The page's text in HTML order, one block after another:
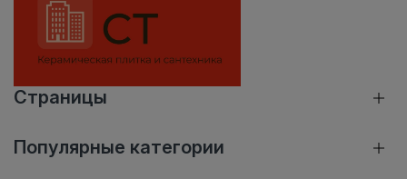
Страницы
Популярные категории